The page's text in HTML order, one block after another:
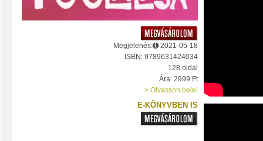
Megjelenés:
2021-05-18
ISBN: 9789631424034
128 oldal
Ára: 2999 Ft
> Olvasson bele!
E-KÖNYVBEN IS